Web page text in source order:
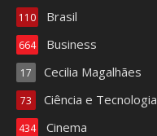
Brasil
110
Business
664
Cecilia Magalhães
17
Ciência e Tecnologia
73
Cinema
434